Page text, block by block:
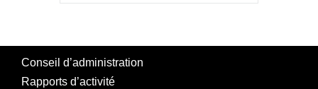
Conseil d’administration
Rapports d’activité